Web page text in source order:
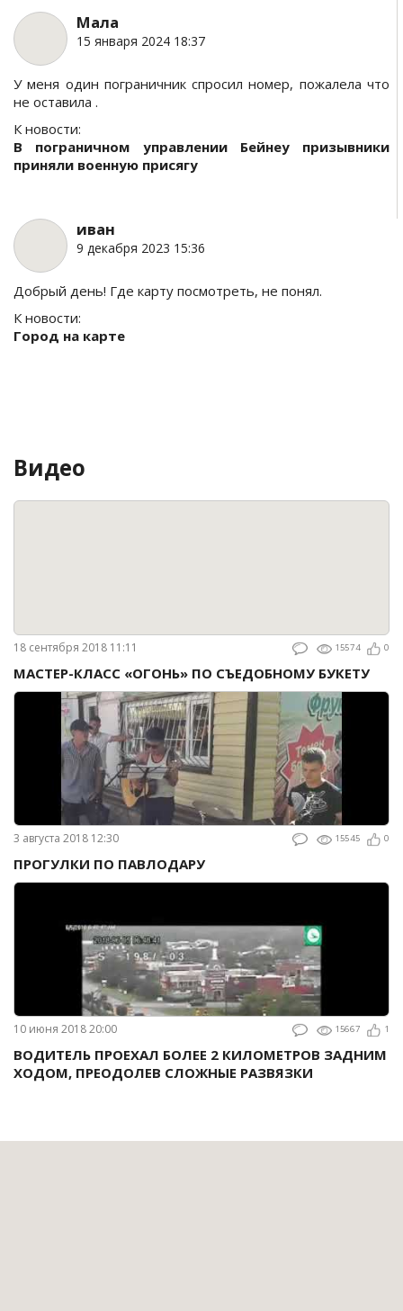
Мала
15 января 2024 18:37
У меня один пограничник спросил номер, пожалела что
не оставила .
К новости:
В пограничном управлении Бейнеу призывники
приняли военную присягу
иван
9 декабря 2023 15:36
Добрый день! Где карту посмотреть, не понял.
К новости:
Город на карте
Видео
18 сентября 2018 11:11 15574 0
МАСТЕР-КЛАСС «ОГОНЬ» ПО СЪЕДОБНОМУ БУКЕТУ
3 августа 2018 12:30 15545 0
ПРОГУЛКИ ПО ПАВЛОДАРУ
10 июня 2018 20:00 15667 1
ВОДИТЕЛЬ ПРОЕХАЛ БОЛЕЕ 2 КИЛОМЕТРОВ ЗАДНИМ
ХОДОМ, ПРЕОДОЛЕВ СЛОЖНЫЕ РАЗВЯЗКИ